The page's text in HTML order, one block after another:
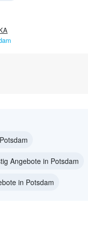
Angebote in Potsdam
in Potsdam